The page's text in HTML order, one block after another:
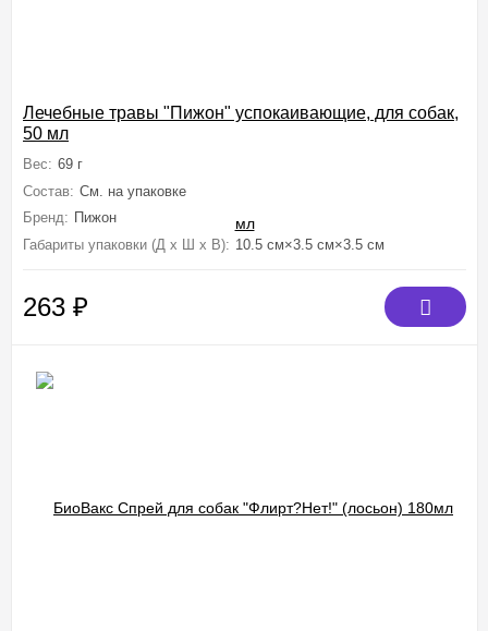
Лечебные травы "Пижон" успокаивающие, для собак,
50 мл
Вес: 69 г
Состав: См. на упаковке
Бренд: Пижон
Габариты упаковки (Д х Ш х В): 10.5 см×3.5 см×3.5 см
263 ₽